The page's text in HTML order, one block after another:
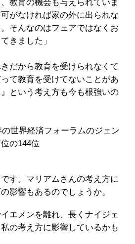
教育の機会も与えられていま
がなければ家の外に出られな
そんなのはフェアではなくお
きました」
きだから教育を受けられなくて
て教育を受けてないことがあ
という考え方も今も根強いの
世界経済フォーラムのジェン
の144位
す。マリアムさんの考え方に
影響もあるのでしょうか。
イエメンを離れ、長くナイジェ
の考え方に影響しているかも